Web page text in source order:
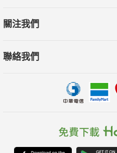
關注我們
聯絡我們